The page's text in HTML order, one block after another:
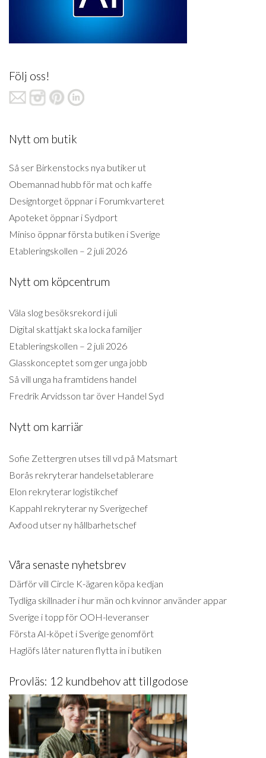
Följ oss!
Nytt om butik
Så ser Birkenstocks nya butiker ut
Obemannad hubb för mat och kaffe
Designtorget öppnar i Forumkvarteret
Apoteket öppnar i Sydport
Miniso öppnar första butiken i Sverige
Etableringskollen – 2 juli 2026
Nytt om köpcentrum
Väla slog besöksrekord i juli
Digital skattjakt ska locka familjer
Etableringskollen – 2 juli 2026
Glasskonceptet som ger unga jobb
Så vill unga ha framtidens handel
Fredrik Arvidsson tar över Handel Syd
Nytt om karriär
Sofie Zettergren utses till vd på Matsmart
Borås rekryterar handelsetablerare
Elon rekryterar logistikchef
Kappahl rekryterar ny Sverigechef
Axfood utser ny hållbarhetschef
Våra senaste nyhetsbrev
Därför vill Circle K-ägaren köpa kedjan
Tydliga skillnader i hur män och kvinnor använder appar
Sverige i topp för OOH-leveranser
Första AI-köpet i Sverige genomfört
Haglöfs låter naturen flytta in i butiken
Provläs: 12 kundbehov att tillgodose